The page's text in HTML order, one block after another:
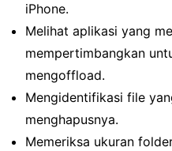
iPhone.
Melihat aplikasi yang
mempertimbangkan
mengoffload.
Mengidentifikasi file
menghapusnya.
Memeriksa ukuran